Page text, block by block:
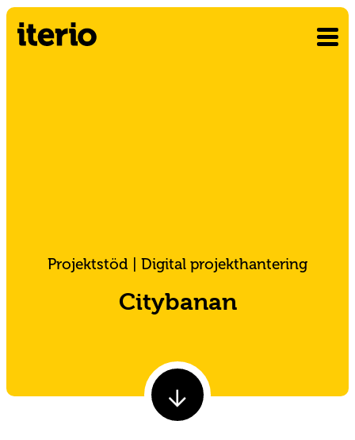
Projektstöd | Digital projekthantering
Citybanan